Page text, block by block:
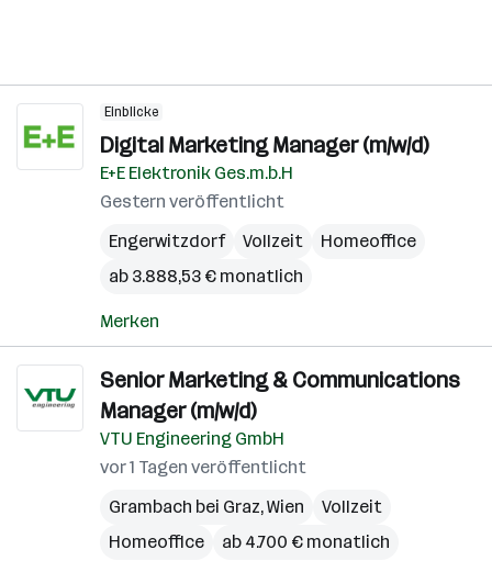
Einblicke
Digital Marketing Manager (m/w/d)
E+E Elektronik Ges.m.b.H
Gestern veröffentlicht
Engerwitzdorf
Vollzeit
Homeoffice
ab 3.888,53 € monatlich
Merken
Senior Marketing & Communications
Manager (m/w/d)
VTU Engineering GmbH
vor 1 Tagen veröffentlicht
Grambach bei Graz,Wien
Vollzeit
Homeoffice
ab 4.700 € monatlich